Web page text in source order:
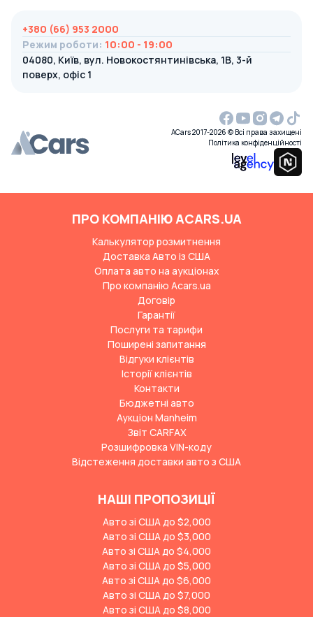
+380 (66) 953 2000
Режим роботи: 10:00 - 19:00
04080, Київ, вул. Новокостянтинівська, 1В, 3-й
поверх, офіс 1
ACars 2017-2026 © Всі права захищені
Політика конфіденційності
ПРО КОМПАНІЮ ACARS.UA
Калькулятор розмитнення
Доставка Авто із США
Оплата авто на аукціонах
Про компанію Acars.ua
Договір
Гарантії
Послуги та тарифи
Поширені запитання
Відгуки клієнтів
Історії клієнтів
Контакти
Бюджетні авто
Аукціон Manheim
Звіт CARFAX
Розшифровка VIN-коду
Відстеження доставки авто з США
НАШІ ПРОПОЗИЦІЇ
Авто зі США до $2,000
Авто зі США до $3,000
Авто зі США до $4,000
Авто зі США до $5,000
Авто зі США до $6,000
Авто зі США до $7,000
Авто зі США до $8,000